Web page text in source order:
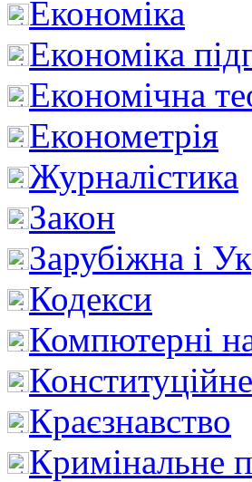
Економіка
Економіка
Економічна
Економетрія
Журналістика
Закон
Зарубіжна і
Кодекси
Компютерні
Краєзнавство
Кримінальне